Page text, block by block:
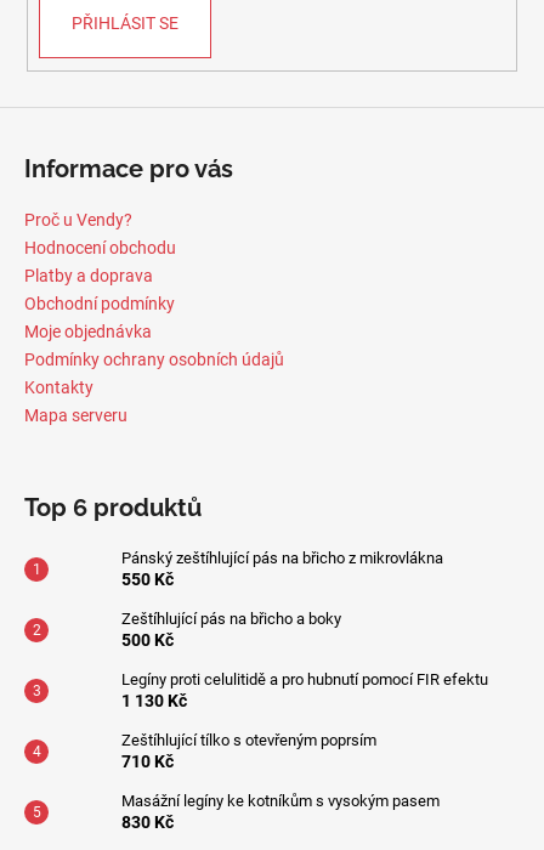
PŘIHLÁSIT SE
Informace pro vás
Proč u Vendy?
Hodnocení obchodu
Platby a doprava
Obchodní podmínky
Moje objednávka
Podmínky ochrany osobních údajů
Kontakty
Mapa serveru
Top 6 produktů
Pánský zeštíhlující pás na břicho z mikrovlákna
550 Kč
Zeštíhlující pás na břicho a boky
500 Kč
Legíny proti celulitidě a pro hubnutí pomocí FIR efektu
1 130 Kč
Zeštíhlující tílko s otevřeným poprsím
710 Kč
Masážní legíny ke kotníkům s vysokým pasem
830 Kč